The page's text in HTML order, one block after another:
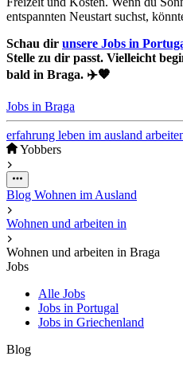
entspannten Neustart suchst,
Schau dir unsere Jobs in
Stelle zu dir passt. Vielleicht
bald in Braga. ✈️🧡
Jobs in Braga
erfahrung leben im ausland
Yobbers
Blog Wohnen im Ausland
Wohnen und arbeiten in
Wohnen und arbeiten in Braga
Jobs
Alle Jobs
Jobs in Portugal
Jobs in Griechenland
Blog